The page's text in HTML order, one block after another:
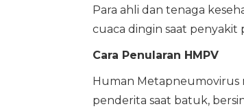
Para ahli dan tenaga
cuaca dingin saat penyakit
Cara Penularan HMPV
Human
penderita saat batuk,